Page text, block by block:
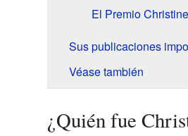
El Premio
Sus publicaciones
Véase también
¿Quién fue